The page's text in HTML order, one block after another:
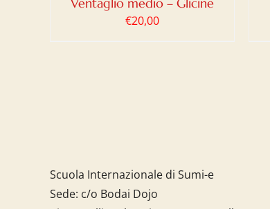
Ventaglio medio – Glicine
€20,00
Scuola Internazionale di Sumi-e
Sede: c/o Bodai Dojo